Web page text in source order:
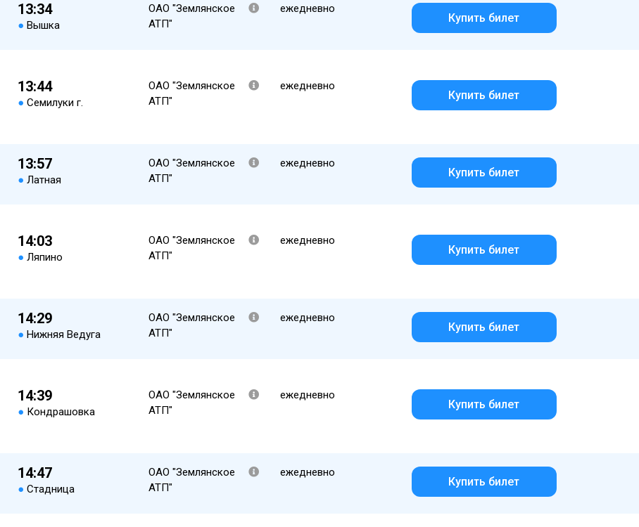
13:34
● Вышка
ОАО "Землянское
АТП"
ежедневно
Купить билет
13:44
● Семилуки г.
ОАО "Землянское
АТП"
ежедневно
Купить билет
13:57
● Латная
ОАО "Землянское
АТП"
ежедневно
Купить билет
14:03
● Ляпино
ОАО "Землянское
АТП"
ежедневно
Купить билет
14:29
● Нижняя Ведуга
ОАО "Землянское
АТП"
ежедневно
Купить билет
14:39
● Кондрашовка
ОАО "Землянское
АТП"
ежедневно
Купить билет
14:47
● Стадница
ОАО "Землянское
АТП"
ежедневно
Купить билет